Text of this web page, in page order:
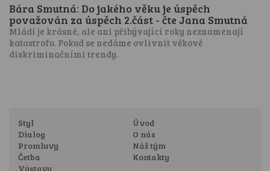
Bára Smutná: Do jakého věku je úspěch
považován za úspěch 2.část - čte Jana Smutná
Mládí je krásné, ale ani přibývající roky neznamenají
katastrofu. Pokud se nedáme ovlivnit věkově
diskriminačními trendy.
Styl
Dialog
Promluvy
Četba
Výstavy
Úvod
O nás
Náš tým
Kontakty